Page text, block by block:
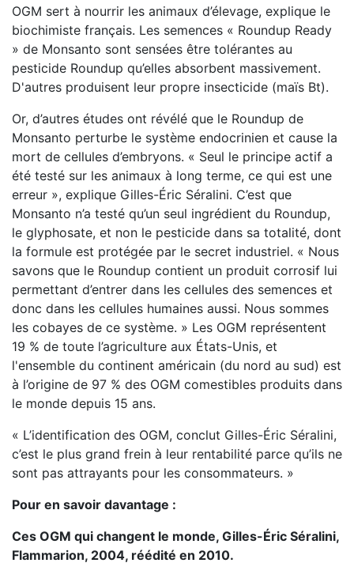
OGM sert à nourrir les animaux d’élevage, explique le
biochimiste français. Les semences « Roundup Ready
» de Monsanto sont sensées être tolérantes au
pesticide Roundup qu’elles absorbent massivement.
D'autres produisent leur propre insecticide (maïs Bt).
Or, d’autres études ont révélé que le Roundup de
Monsanto perturbe le système endocrinien et cause la
mort de cellules d’embryons. « Seul le principe actif a
été testé sur les animaux à long terme, ce qui est une
erreur », explique Gilles-Éric Séralini. C’est que
Monsanto n’a testé qu’un seul ingrédient du Roundup,
le glyphosate, et non le pesticide dans sa totalité, dont
la formule est protégée par le secret industriel. « Nous
savons que le Roundup contient un produit corrosif lui
permettant d’entrer dans les cellules des semences et
donc dans les cellules humaines aussi. Nous sommes
les cobayes de ce système. » Les OGM représentent
19 % de toute l’agriculture aux États-Unis, et
l'ensemble du continent américain (du nord au sud) est
à l’origine de 97 % des OGM comestibles produits dans
le monde depuis 15 ans.
« L’identification des OGM, conclut Gilles-Éric Séralini,
c’est le plus grand frein à leur rentabilité parce qu’ils ne
sont pas attrayants pour les consommateurs. »
Pour en savoir davantage :
Ces OGM qui changent le monde, Gilles-Éric Séralini,
Flammarion, 2004, réédité en 2010.